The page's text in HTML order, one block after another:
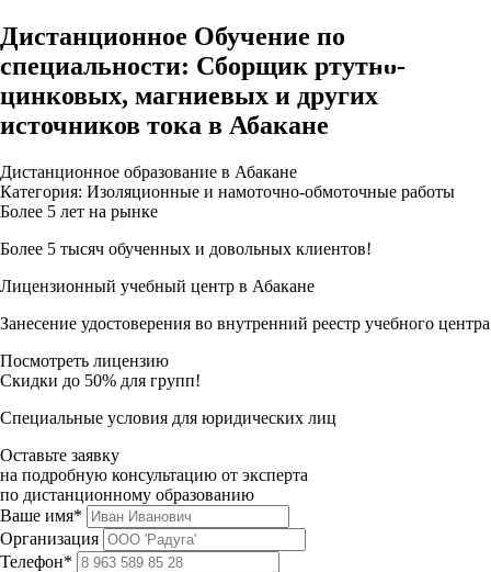
Дистанционное Обучение по
специальности: Сборщик ртутно-
цинковых, магниевых и других
источников тока в Абакане
Дистанционное образование в Абакане
Категория: Изоляционные и намоточно-обмоточные работы
Более 5 лет на рынке
Более 5 тысяч обученных и довольных клиентов!
Лицензионный учебный центр в Абакане
Занесение удостоверения во внутренний реестр учебного центра
Посмотреть лицензию
Скидки до 50% для групп!
Специальные условия для юридических лиц
Оставьте заявку
на подробную консультацию от эксперта
по дистанционному образованию
Ваше имя*
Организация
Телефон*